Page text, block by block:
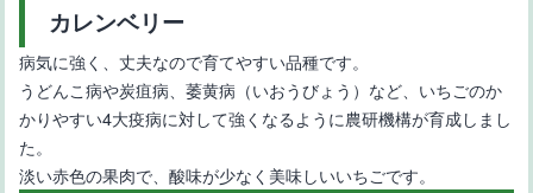
カレンベリー
病気に強く、丈夫なので育てやすい品種です。
うどんこ病や炭疽病、萎黄病（いおうびょう）など、いちごのか
かりやすい4大疫病に対して強くなるように農研機構が育成しまし
た。
淡い赤色の果肉で、酸味が少なく美味しいいちごです。